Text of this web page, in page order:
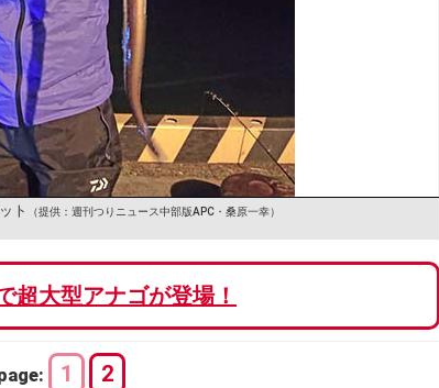
ト （提供：週刊つりニュース中部版APC・桑原一幸）
超大型アナゴが登場！
1 2